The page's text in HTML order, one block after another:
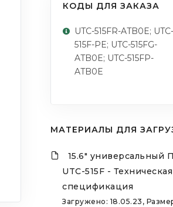
КОДЫ ДЛЯ ЗАКАЗА
UTC-515FR-ATB0E; UTC-
515F-PE; UTC-515FG-
ATB0E; UTC-515FP-
ATB0E
МАТЕРИАЛЫ ДЛЯ
15.6" универсальный
UTC-515F - Техническая
спецификация
Загружено: 18.05.23,